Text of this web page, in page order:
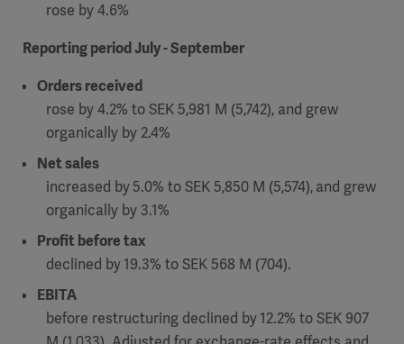
rose by 4.6%
Reporting period July - September
Orders received
rose by 4.2% to SEK 5,981 M (5,742), and grew
organically by 2.4%
Net sales
increased by5.0% to SEK 5,850 M (5,574),and grew
organically by 3.1%
Profit before tax
declined by19.3% to SEK 568 M (704).
EBITA
before restructuring declined by12.2% to SEK 907